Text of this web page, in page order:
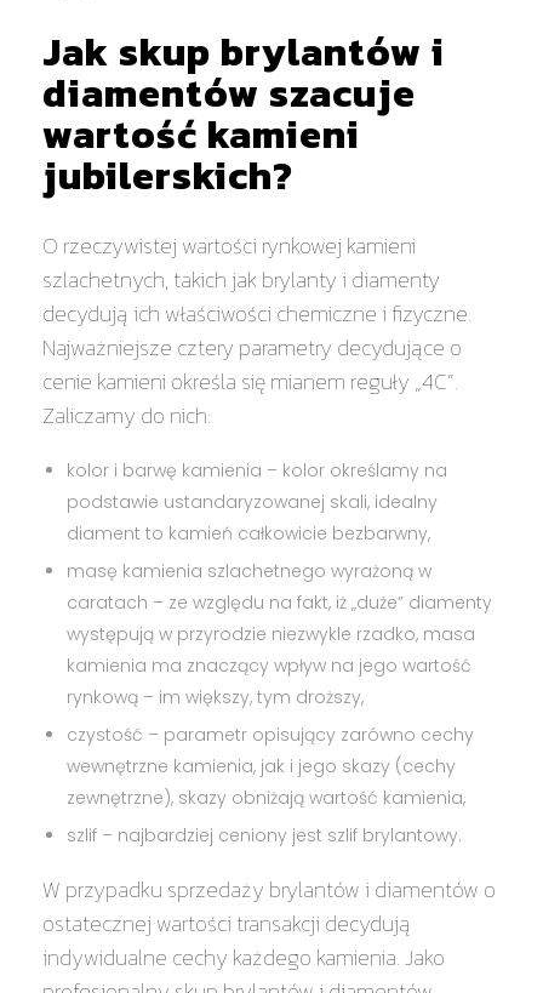
Jak skup brylantów i
diamentów szacuje
wartość kamieni
jubilerskich?
O rzeczywistej wartości rynkowej kamieni
szlachetnych, takich jak brylanty i diamenty
decydują ich właściwości chemiczne i fizyczne.
Najważniejsze cztery parametry decydujące o
cenie kamieni określa się mianem reguły „4C”.
Zaliczamy do nich:
kolor i barwę kamienia – kolor określamy na
podstawie ustandaryzowanej skali, idealny
diament to kamień całkowicie bezbarwny,
masę kamienia szlachetnego wyrażoną w
caratach – ze względu na fakt, iż „duże” diamenty
występują w przyrodzie niezwykle rzadko, masa
kamienia ma znaczący wpływ na jego wartość
rynkową – im większy, tym droższy,
czystość – parametr opisujący zarówno cechy
wewnętrzne kamienia, jak i jego skazy (cechy
zewnętrzne), skazy obniżają wartość kamienia,
szlif – najbardziej ceniony jest szlif brylantowy.
W przypadku sprzedaży brylantów i diamentów o
ostatecznej wartości transakcji decydują
indywidualne cechy każdego kamienia. Jako